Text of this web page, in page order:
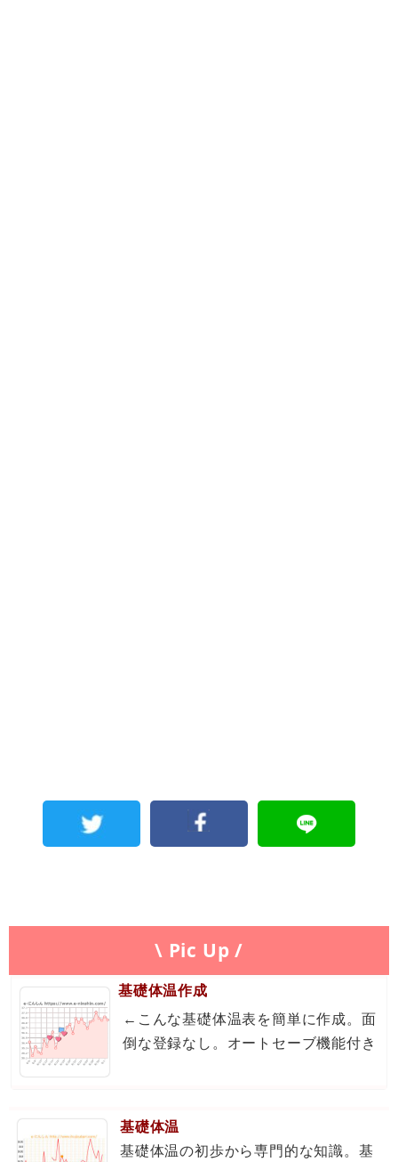
\ Pic Up /
基礎体温作成
←こんな基礎体温表を簡単に作成。面
倒な登録なし。オートセーブ機能付き
基礎体温
基礎体温の初歩から専門的な知識。基